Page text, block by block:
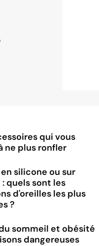
qui vous
ne plus ronfler
silicone ou sur
quels sont les
d'oreilles les plus
?
sommeil et obésité
dangereuses